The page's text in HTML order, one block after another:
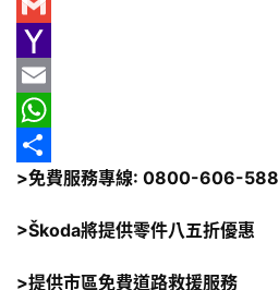
新
車
情
報
車
空
c
b
o
o
k
e
T
r
e
a
d
G
m
a
l
Y
a
h
o
a
E
m
a
W
h
s
分
享
>免費服務專線: 0800-606-588
>Škoda將提供零件八五折優惠
>提供市區免費道路救援服務